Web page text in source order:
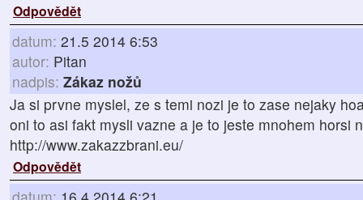
Odpovědět
datum: 21.5 2014 6:53
autor: Pitan
nadpis: Zákaz nožů
Ja si prvne myslel, ze s temi nozi je to zase nejaky
oni to asi fakt mysli vazne a je to jeste mnohem horsi
http://www.zakazzbrani.eu/
Odpovědět